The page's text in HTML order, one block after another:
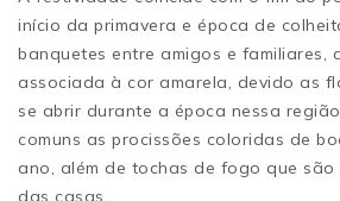
início da primavera e época de
banquetes entre amigos e familiares,
associada à cor amarela, devido as
se abrir durante a época nessa
comuns as procissões coloridas de
ano, além de tochas de fogo que
das casas.